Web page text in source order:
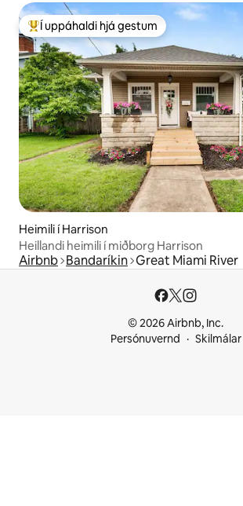
Í mestu uppáhaldi hjá gestum
Í uppáhaldi hjá gestum
Heimili í Harrison
Heillandi heimili í miðborg Harrison
Airbnb Bandaríkin Great Miami River
© 2026 Airbnb, Inc.
Persónuvernd
Skilmálar